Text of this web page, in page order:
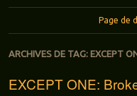
Page de
ARCHIVES DE TAG: EXCEPT
EXCEPT ONE: